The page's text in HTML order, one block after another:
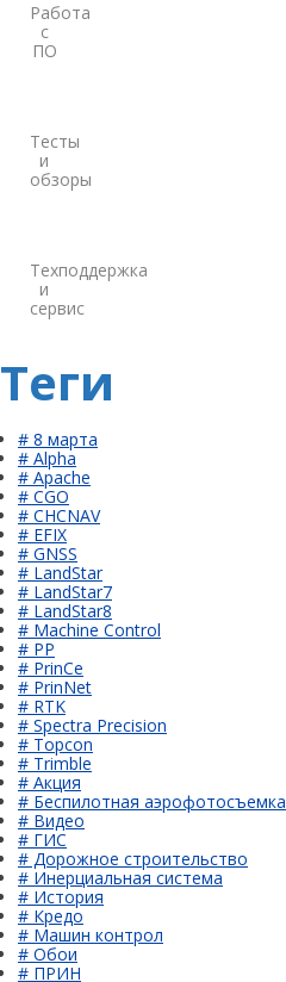
Работа
с
ПО
Тесты
и
обзоры
Техподдержка
и
сервис
Теги
# 8 марта
# Alpha
# Apache
# CGO
# CHCNAV
# EFIX
# GNSS
# LandStar
# LandStar7
# LandStar8
# Machine Control
# PP
# PrinCe
# PrinNet
# RTK
# Spectra Precision
# Topcon
# Trimble
# Акция
# Беспилотная аэрофотосъемка
# Видео
# ГИС
# Дорожное строительство
# Инерциальная система
# История
# Кредо
# Машин контрол
# Обои
# ПРИН